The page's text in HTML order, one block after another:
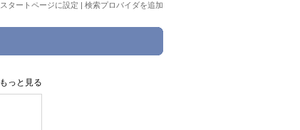
スタートページに設定 | 検索プロバイダを追加
もっと見る